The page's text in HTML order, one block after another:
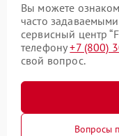
Вы можете
часто
сервисный центр
телефону+7 (800)
свой вопрос.
Вопросы